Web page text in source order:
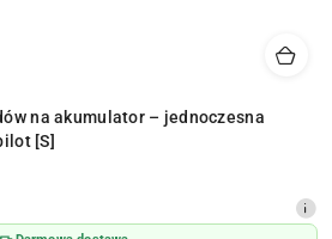
na akumulator – jednoczesna
[S]